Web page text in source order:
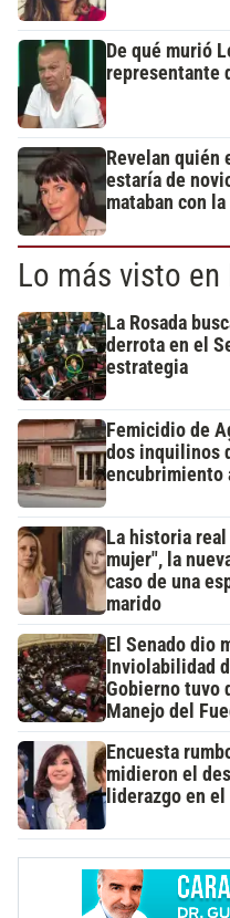
De qué murió
representante
Revelan quién
estaría de
mataban con
Lo más visto en
La Rosada
derrota en el
estrategia
Femicidio de
dos inquilinos
encubrimiento
La historia
mujer", la
caso de una
marido
El Senado dio
Inviolabilidad
Gobierno tuvo
Manejo del
Encuesta
midieron el
liderazgo en